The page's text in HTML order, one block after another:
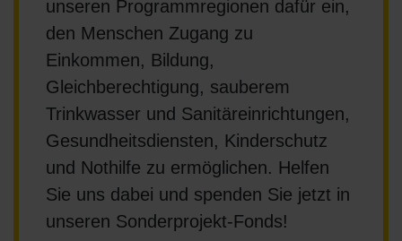
unseren Programmregionen dafür ein,
den Menschen Zugang zu
Einkommen, Bildung,
Gleichberechtigung, sauberem
Trinkwasser und Sanitäreinrichtungen,
Gesundheitsdiensten, Kinderschutz
und Nothilfe zu ermöglichen. Helfen
Sie uns dabei und spenden Sie jetzt in
unseren Sonderprojekt-Fonds!